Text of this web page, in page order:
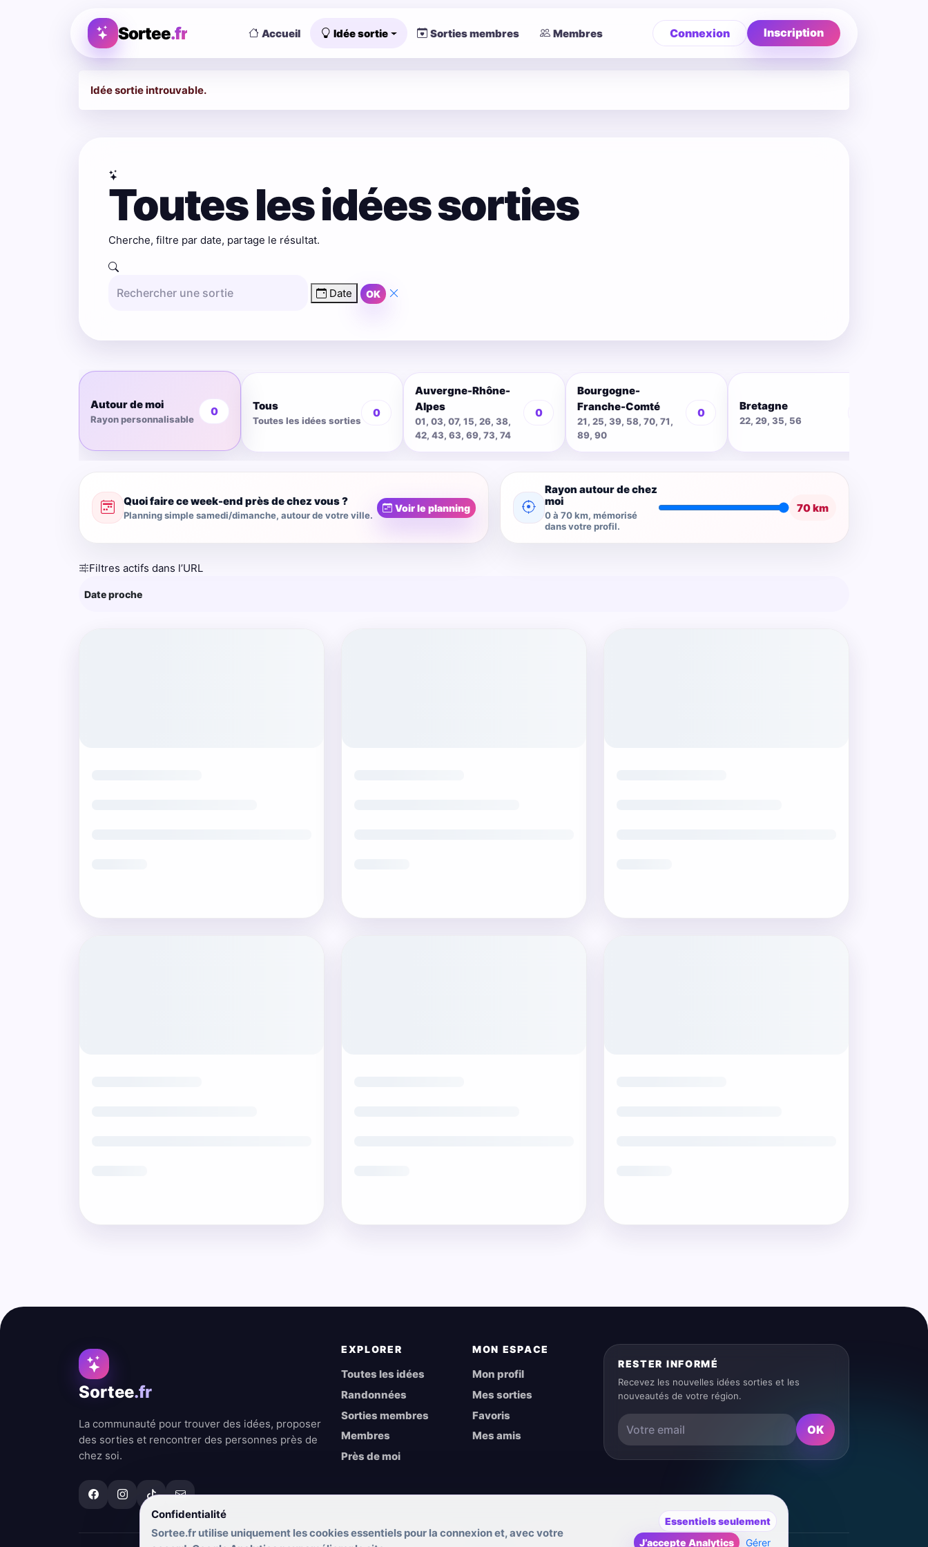
Sortee.fr Connexion Inscription
Accueil Idée sortie Sorties membres Membres
Idée sortie introuvable.
Toutes les idées sorties
Cherche, filtre par date, partage le résultat.
Date OK
Autour de moi
Rayon personnalisable
0 Tous
Toutes les idées sorties
0
Auvergne-Rhône-
Alpes
01, 03, 07, 15, 26, 38,
42, 43, 63, 69, 73, 74
0
Bourgogne-
Franche-Comté
21, 25, 39, 58, 70, 71,
89, 90
0
Bretagne
22, 29, 35, 56
Quoi faire ce week-end près de chez vous ?
Planning simple samedi/dimanche, autour de votre ville.
Voir le planning
Rayon autour de chez
moi
0 à 70 km, mémorisé
dans votre profil.
70 km
Filtres actifs dans l’URL
Sortee.fr
La communauté pour trouver des idées, proposer
des sorties et rencontrer des personnes près de
chez soi.
EXPLORER
Toutes les idées
Randonnées
Sorties membres
Membres
Près de moi
MON ESPACE
Mon profil
Mes sorties
Favoris
Mes amis
RESTER INFORMÉ
Recevez les nouvelles idées sorties et les
nouveautés de votre région.
OK
Confidentialité
Sortee.fr utilise uniquement les cookies essentiels pour la connexion et, avec votre
Essentiels seulement
J’accepte Analytics
Gérer